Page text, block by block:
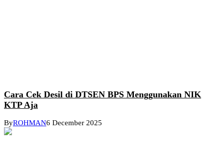
Cara Cek Desil di DTSEN BPS Menggunakan NIK
KTP Aja
ByROHMAN6 December 2025